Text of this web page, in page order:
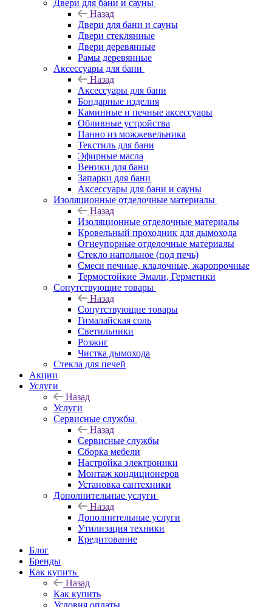
Двери для бани и сауны
Назад
Двери для бани и сауны
Двери стеклянные
Двери деревянные
Рамы деревянные
Аксессуары для бани
Назад
Аксессуары для бани
Бондарные изделия
Каминные и печные аксессуары
Обливные устройства
Панно из можжевельника
Текстиль для бани
Эфирные масла
Веники для бани
Запарки для бани
Аксессуары для бани и сауны
Изоляционные отделочные материалы
Назад
Изоляционные отделочные материалы
Кровельный проходник для дымохода
Огнеупорные отделочные материалы
Стекло напольное (под печь)
Смеси печные, кладочные, жаропрочные
Термостойкие Эмали, Герметики
Сопутствующие товары
Назад
Сопутствующие товары
Гималайская соль
Светильники
Розжиг
Чистка дымохода
Стекла для печей
Акции
Услуги
Назад
Услуги
Сервисные службы
Назад
Сервисные службы
Сборка мебели
Настройка электроники
Монтаж кондиционеров
Установка сантехники
Дополнительные услуги
Назад
Дополнительные услуги
Утилизация техники
Кредитование
Блог
Бренды
Как купить
Назад
Как купить
Условия оплаты